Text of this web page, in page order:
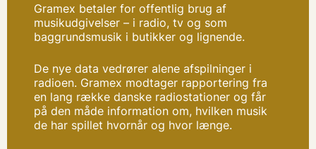
Gramex betaler for offentlig brug af
musikudgivelser – i radio, tv og som
baggrundsmusik i butikker og lignende.
De nye data vedrører alene afspilninger i
radioen. Gramex modtager rapportering fra
en lang række danske radiostationer og får
på den måde information om, hvilken musik
de har spillet hvornår og hvor længe.